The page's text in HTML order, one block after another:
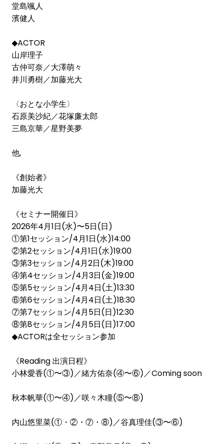
堂島颯人
濱健人
◆ACTOR
山岸理子
古仲可奈／大澤萌々
井川勇樹／加藤光大
〈おとな小学生〉
石原美沙紀／花塚廉太郎
三島京華／星野美夢
他,
《創始者》
加藤光大
《セミナー開催日》
2026年4月1日(水)〜5日(日)
①第1セッション/4月1日(水)14:00
②第2セッション/4月1日(水)19:00
③第3セッション/4月2日(木)19:00
④第4セッション/4月3日(金)19:00
⑤第5セッション/4月4日(土)13:30
⑥第6セッション/4月4日(土)18:30
⑦第7セッション/4月5日(日)12:30
⑧第8セッション/4月5日(日)17:00
◆ACTORは全セッション参加
《Reading 出演日程》
小林愛香(①〜③)／緒方佑奈(④〜⑥)／Coming soon
秋本帆華(①〜④)／咲々木瞳(⑤〜⑧)
内山悠里菜(①・②・⑦・⑧)／谷真理佳(③〜⑥)